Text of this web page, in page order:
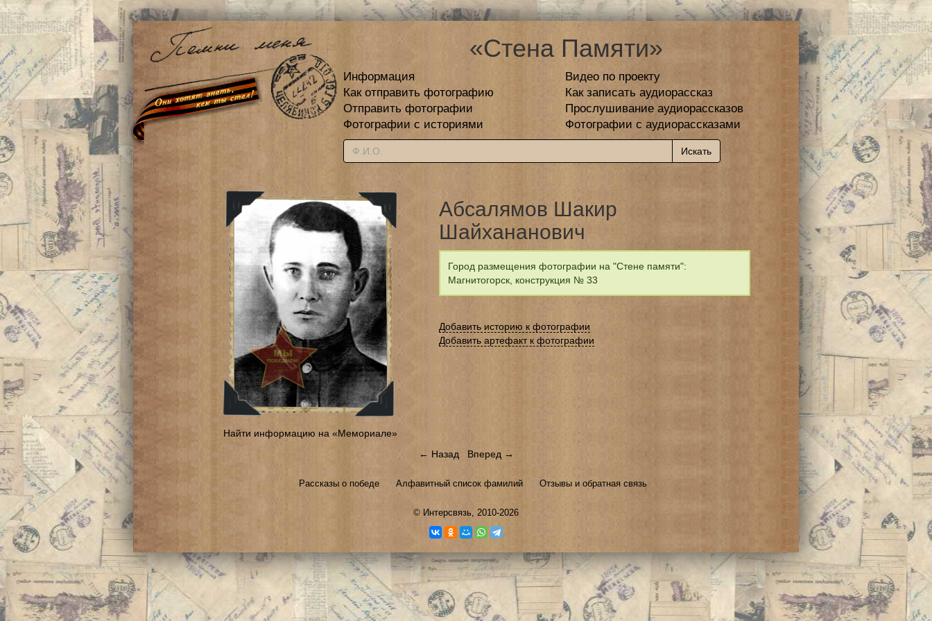
«Стена Памяти»
Информация
Видео по проекту
Как отправить фотографию
Как записать аудиорассказ
Отправить фотографии
Прослушивание аудиорассказов
Фотографии с историями
Фотографии с аудиорассказами
Найти информацию на «Мемориале»
Абсалямов Шакир
Шайхананович
Город размещения фотографии на "Стене памяти":
Магнитогорск, конструкция № 33
Добавить историю к фотографии
Добавить артефакт к фотографии
← Назад Вперед →
Рассказы о победе Алфавитный список фамилий Отзывы и обратная связь
© Интерсвязь, 2010-2026